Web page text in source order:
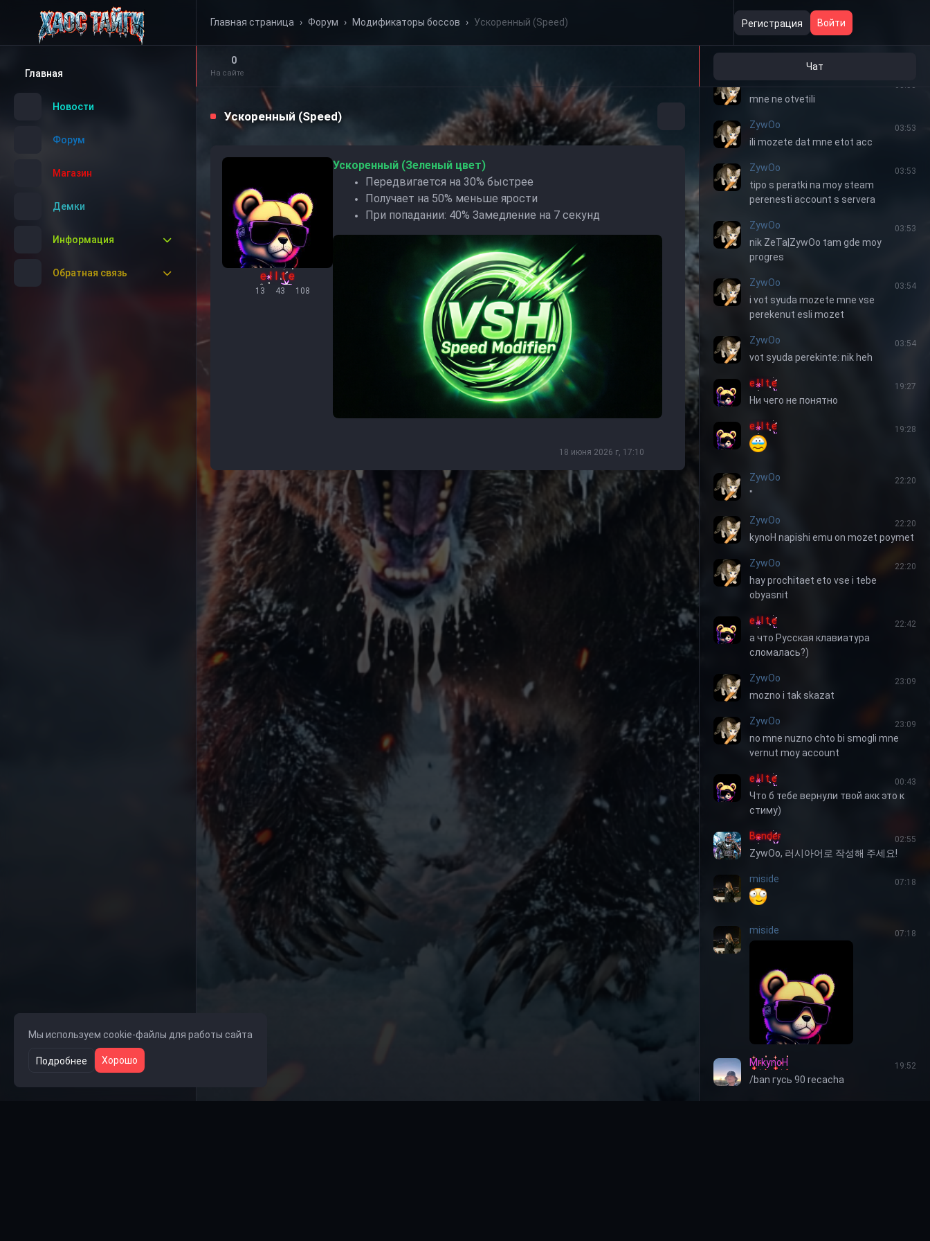
Главная страница › Форум › Модификаторы боссов › Ускоренный (Speed) Регистрация Войти
Главная
Новости
Форум
Магазин
Демки
Информация
Обратная связь
Чат
ZywOo
teh podderzu
ZywOo
mne ne otvetili
ZywOo 03:53
ili mozete dat mne etot acc
ZywOo 03:53
tipo s peratki na moy steam
perenesti account s servera
ZywOo 03:53
nik ZeTa|ZywOo tam gde moy
progres
ZywOo 03:54
i vot syuda mozete mne vse
perekenut esli mozet
ZywOo 03:54
vot syuda perekinte: nik heh
e l I t e 19:27
Ни чего не понятно
e l I t e 19:28
ZywOo 22:20
''
ZywOo 22:20
kynoH napishi emu on mozet poymet
ZywOo 22:20
hay prochitaet eto vse i tebe
obyasnit
e l I t e 22:42
а что Русская клавиатура
сломалась?)
ZywOo 23:09
mozno i tak skazat
ZywOo 23:09
no mne nuzno chto bi smogli mne
vernut moy account
e l I t e 00:43
Что б тебе вернули твой акк это к
стиму)
Bender 02:55
ZywOo, 러시아어로 작성해 주세요!
miside 07:18
miside 07:18
MrkynoH 19:52
/ban гусь 90 recacha
0
На сайте
Ускоренный (Speed)
e l I t e
13 43 108
Ускоренный (Зеленый цвет)
Передвигается на 30% быстрее
Получает на 50% меньше ярости
При попадании: 40% Замедление на 7 секунд
18 июня 2026 г, 17:10
Мы используем cookie-файлы для работы сайта
Подробнее Хорошо